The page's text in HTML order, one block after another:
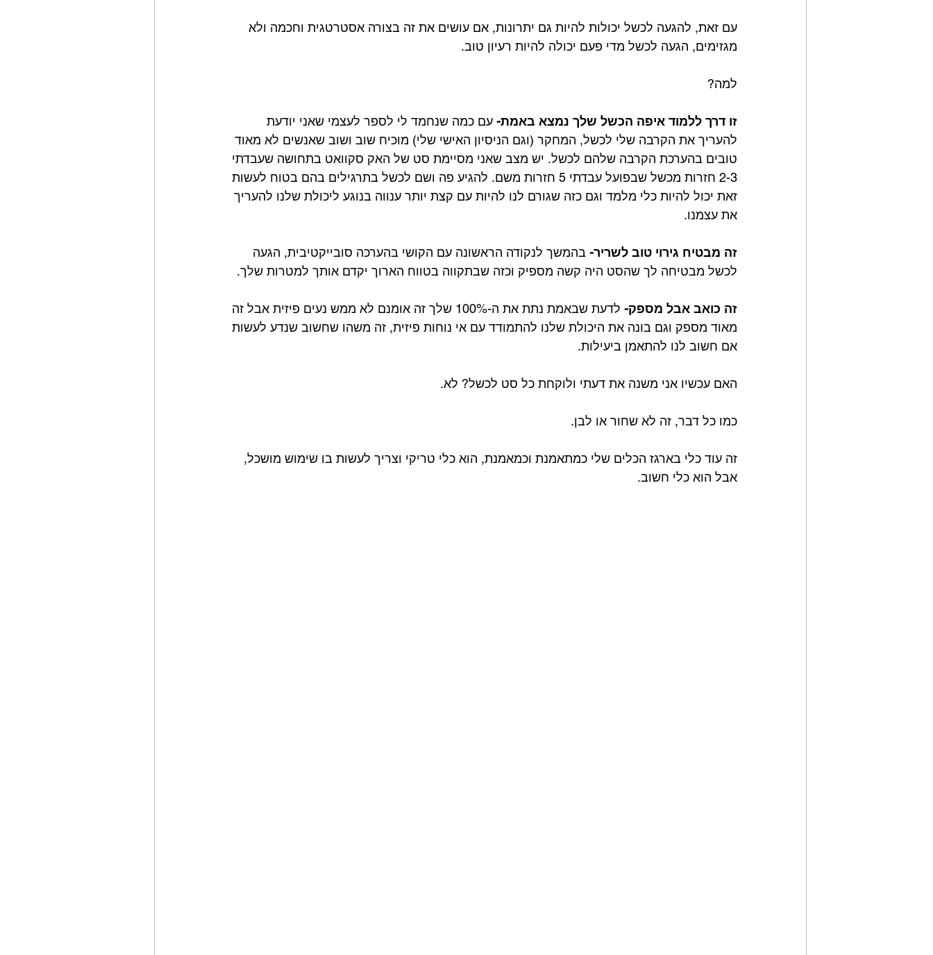
עם זאת, להגעה לכשל יכולות להיות גם יתרונות, אם עושים את זה בצורה אסטרטגית וחכמה ולא
מגזימים, הגעה לכשל מדי פעם יכולה להיות רעיון טוב. ⁣
למה?⁣
זו דרך ללמוד איפה הכשל שלך נמצא באמת- עם כמה שנחמד לי לספר לעצמי שאני יודעת
להעריך את הקרבה שלי לכשל, המחקר (וגם הניסיון האישי שלי) מוכיח שוב ושוב שאנשים לא מאוד
טובים בהערכת הקרבה שלהם לכשל. יש מצב שאני מסיימת סט של האק סקוואט בתחושה שעבדתי
2-3 חזרות מכשל שבפועל עבדתי 5 חזרות משם. להגיע פה ושם לכשל בתרגילים בהם בטוח לעשות
זאת יכול להיות כלי מלמד וגם כזה שגורם לנו להיות עם קצת יותר ענווה בנוגע ליכולת שלנו להעריך
את עצמנו.⁣
זה מבטיח גירוי טוב לשריר- בהמשך לנקודה הראשונה עם הקושי בהערכה סובייקטיבית, הגעה
לכשל מבטיחה לך שהסט היה קשה מספיק וכזה שבתקווה בטווח הארוך יקדם אותך למטרות שלך.⁣
זה כואב אבל מספק-
לדעת שבאמת נתת את ה-100% שלך זה אומנם לא ממש נעים פיזית אבל זה
מאוד מספק וגם בונה את היכולת שלנו להתמודד עם אי נוחות פיזית, זה משהו שחשוב שנדע לעשות
אם חשוב לנו להתאמן ביעילות.⁣
האם עכשיו אני משנה את דעתי ולוקחת כל סט לכשל? לא. ⁣
כמו כל דבר, זה לא שחור או לבן.⁣
זה עוד כלי בארגז הכלים שלי כמתאמנת וכמאמנת, הוא כלי טריקי וצריך לעשות בו שימוש מושכל,
אבל הוא כלי חשוב.⁣